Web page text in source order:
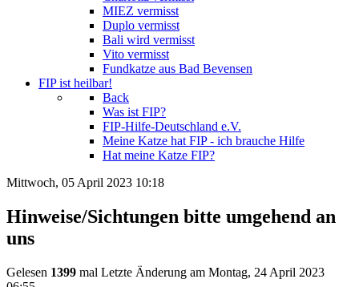
MIEZ vermisst
Duplo vermisst
Bali wird vermisst
Vito vermisst
Fundkatze aus Bad Bevensen
FIP ist heilbar!
Back
Was ist FIP?
FIP-Hilfe-Deutschland e.V.
Meine Katze hat FIP - ich brauche Hilfe
Hat meine Katze FIP?
Mittwoch, 05 April 2023 10:18
Hinweise/Sichtungen bitte umgehend an
uns
Gelesen 1399 mal Letzte Änderung am Montag, 24 April 2023